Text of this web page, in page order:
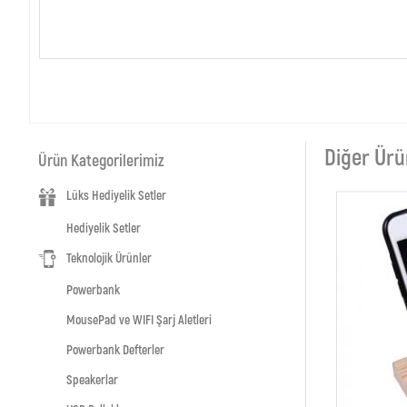
Ürün Kategorilerimiz
Lüks Hediyelik Setler
Hediyelik Setler
Teknolojik Ürünler
Powerbank
MousePad ve WIFI Şarj Aletleri
Powerbank Defterler
Speakerlar
Diğer